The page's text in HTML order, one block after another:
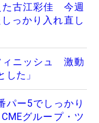
た古江彩佳 今週
っかり入れ直し
ィニッシュ 激動
た」
パー5でしっかり
グループ・ツ